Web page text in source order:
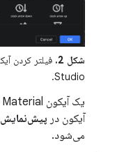
شکل 2.
Studio.
یک آیکون Material انتخاب کنید و روی
آیکون در پیش‌نمایش Vector Drawable
می‌شود.